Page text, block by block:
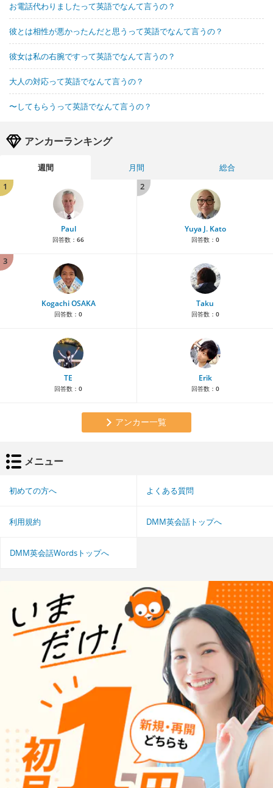
お電話代わりましたって英語でなんて言うの？
彼とは相性が悪かったんだと思うって英語でなんて言うの？
彼女は私の右腕ですって英語でなんて言うの？
大人の対応って英語でなんて言うの？
〜してもらうって英語でなんて言うの？
アンカーランキング
週間 月間
総合
1
Paul
回答数： 66
2
Yuya J. Kato
回答数： 0
3
Kogachi OSAKA
回答数： 0
Taku
回答数： 0
TE
回答数： 0
Erik
回答数： 0
アンカー一覧
メニュー
初めての方へ よくある質問
利用規約 DMM英会話トップへ
DMM英会話Wordsトップへ